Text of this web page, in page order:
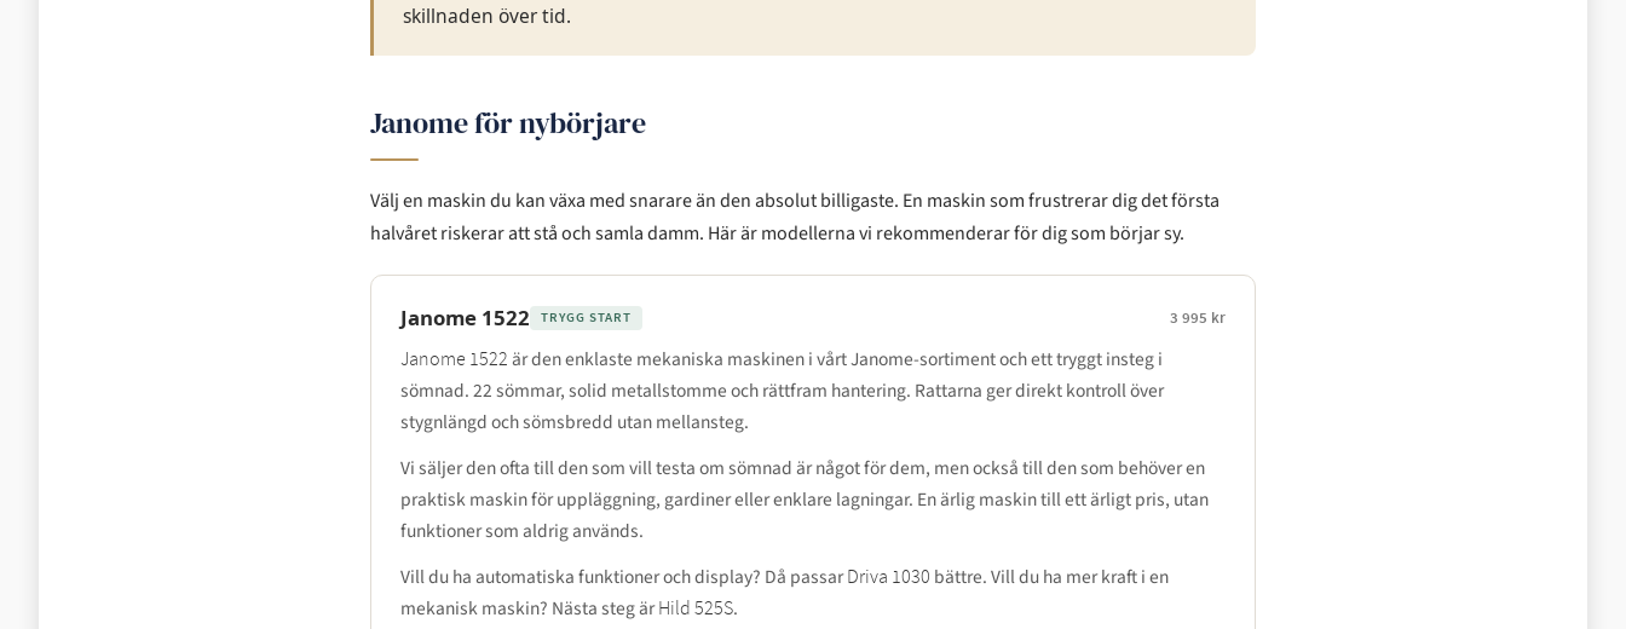
skillnaden över tid.
Janome för nybörjare
Välj en maskin du kan växa med snarare än den absolut billigaste. En maskin som frustrerar dig det första
halvåret riskerar att stå och samla damm. Här är modellerna vi rekommenderar för dig som börjar sy.
Janome 1522 TRYGG START 3 995 kr
Janome 1522 är den enklaste mekaniska maskinen i vårt Janome-sortiment och ett tryggt insteg i
sömnad. 22 sömmar, solid metallstomme och rättfram hantering. Rattarna ger direkt kontroll över
stygnlängd och sömsbredd utan mellansteg.
Vi säljer den ofta till den som vill testa om sömnad är något för dem, men också till den som behöver en
praktisk maskin för uppläggning, gardiner eller enklare lagningar. En ärlig maskin till ett ärligt pris, utan
funktioner som aldrig används.
Vill du ha automatiska funktioner och display? Då passarDriva 1030 bättre. Vill du ha mer kraft i en
mekanisk maskin? Nästa steg ärHild 525S.